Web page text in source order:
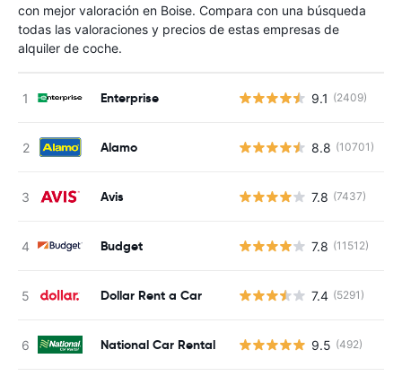
con mejor valoración en Boise. Compara con una búsqueda
todas las valoraciones y precios de estas empresas de
alquiler de coche.
Enterprise 9.1 (2409)
Alamo 8.8 (10701)
Avis 7.8 (7437)
Budget 7.8 (11512)
Dollar Rent a Car 7.4 (5291)
National Car Rental 9.5 (492)